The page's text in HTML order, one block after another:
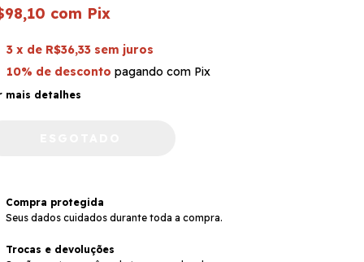
com Pix
3 x de R$36,33 sem juros
10% de desconto pagando com Pix
mais detalhes
Compra protegida
Seus dados cuidados durante toda a compra.
Trocas e devoluções